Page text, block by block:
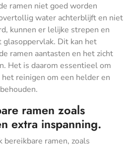
ramen niet goed worden
water achterblijft en niet
kunnen er lelijke strepen en
Dit kan het
ramen aantasten en het zicht
Het is daarom essentieel om
reinigen om een helder en
ramen zoals
extra inspanning.
bereikbare ramen, zoals